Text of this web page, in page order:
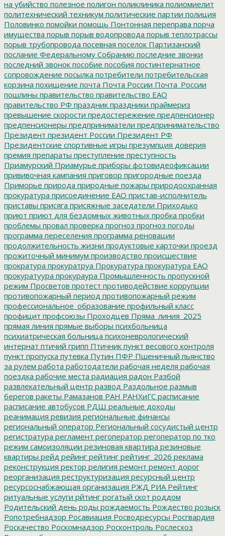
на убийство полезное полигон поликлиника полиомиелит
политехнический техникум политические партии полиция
Половинко помойки помощь Понтонная переправа порча
имущества порыв порыв водопровода порыв теплотрассы
порыв трубопровода посевная поселок Партизанский
послание Федеральному Собранию последние звонки
последний звонок пособие пособия постинтернатное
сопровождение посылка потребители потребительская
корзина похищение почта Почта России Почта_России
пошлины правительство правительство ЕАО
правительство РФ праздник праздники праймериз
превышение скорости предостережение предпенсионер
предпенсионеры предприниматели предпринимательство
Президент президент России Президент РФ
Президентские спортивные игры презумпция доверия
премия препараты преступление преступность
Приамурский Приамурье приборы фотовидеофиксации
прививочная кампания приговор пригородные поезда
Приморье природа природные пожары природоохранная
прокуратура присоединение ЕАО пристав-исполнитель
приставы присяга присяжные заседатели Приходько
приют приют для бездомных животных пробка пробки
проблемы провал проверка прогноз прогноз погоды
программа переселения программа реновации
продолжительность жизни продуктовые карточки проезд
прожиточный минимум производство происшествие
прократура прокуратруа Прокуратура прокуратура ЕАО
прокуратуура прокураура Промышленность пропускной
режим Просветов протест противодействие коррупции
противопожарный период противопожарный режим
профессиональное_образование профильный класс
профицит профсоюзы Проходцев Пряма_линия_2025
прямая линия прямые выборы психбольница
психиатрическая больница психоневрологический
интернат птичий грипп Птичник пункт весового контроля
пункт пропуска путевка Путин ПФР Пшеничный пьянство
за рулем работа работодатели рабочая неделя рабочая
поездка рабочие места радиация радон Разбой
развлекательный центр развод Раздольное размыв
берегов ракеты Рамазанов РАН РАНХиГС расписание
расписание автобусов РДШ реальные доходы
реанимация ревизия региональные финансы
региональный оператор Региональный сосудистый центр
регистратура регламент регоператор регоператор по тко
режим самоизоляции резиновая квартира резиновые
квартиры рейд рейинг рейтинг рейтинг_2026 реклама
реконструкция ректор религия ремонт ремонт дорог
реорганизация реструктуризация ресурсный центр
ресурсоснабжающая организация РЖД РИА Рейтинг
ритуальные услуги рйтинг рогатый скот роддом
Родительский день роды рождаемость Рождество розыск
Ропотребнадзор Росавиация Росводресурсы Росгвардия
Роскачество Роскомнадзор Росконтроль Рослесхоз